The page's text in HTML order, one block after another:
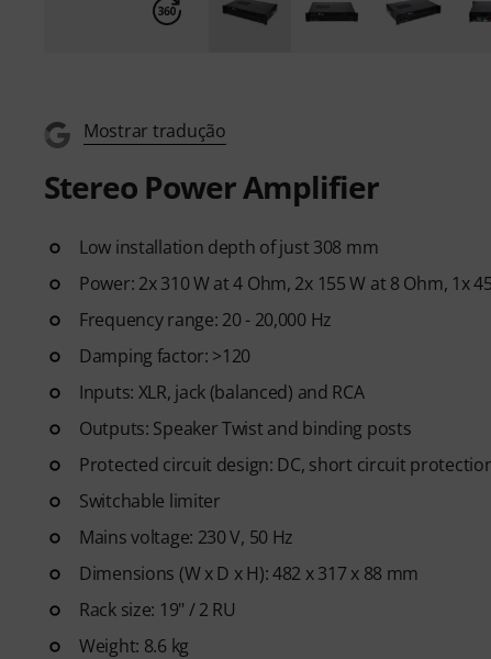
Mostrar tradução
Stereo Power Amplifier
Low installation depth of just 308 mm
Power: 2x 310 W at 4 Ohm, 2x 155 W at 8 Ohm, 1x
Frequency range: 20 - 20,000 Hz
Damping factor: >120
Inputs: XLR, jack (balanced) and RCA
Outputs: Speaker Twist and binding posts
Protected circuit design: DC, short circuit
Switchable limiter
Mains voltage: 230 V, 50 Hz
Dimensions (W x D x H): 482 x 317 x 88 mm
Rack size: 19" / 2 RU
Weight: 8.6 kg